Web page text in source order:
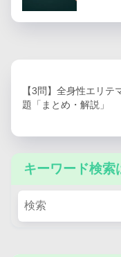
【3問】全身性エリ
題「まとめ・解説」
キーワード検索